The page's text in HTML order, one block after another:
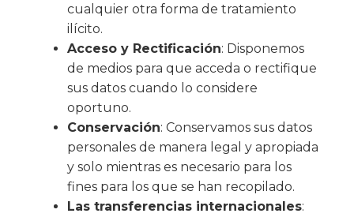
cualquier otra forma de tratamiento
ilícito.
Acceso y Rectificación: Disponemos
de medios para que acceda o rectifique
sus datos cuando lo considere
oportuno.
Conservación: Conservamos sus datos
personales de manera legal y apropiada
y solo mientras es necesario para los
fines para los que se han recopilado.
Las transferencias internacionales: